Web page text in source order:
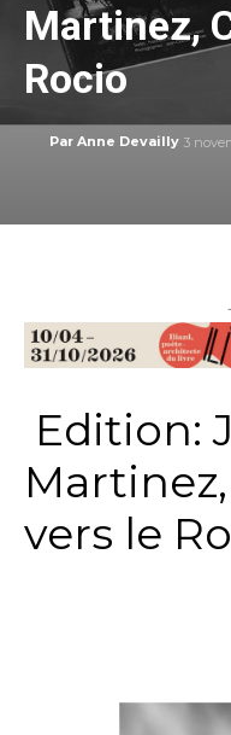
Martinez,
Rocio
Par Anne Devailly 3
Edition:
vers le